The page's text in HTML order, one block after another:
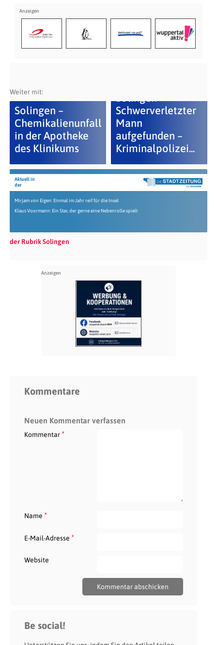
Weiter mit:
Solingen –
Chemikalienunfall
in der Apotheke
des Klinikums
Solingen –
Schwerverletzter
Mann
aufgefunden –
Kriminalpolizei...
Aktuell in
der
Mirjam von Eigen: Einmal im Jahr reif für die Insel
Klaus Voormann: Ein Star, der gerne eine Nebenrolle spielt
der Rubrik Solingen
Kommentare
Neuen Kommentar verfassen
Kommentar*
Name *
E-Mail-Adresse *
Website
Be social!